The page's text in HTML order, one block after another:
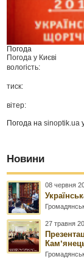
Погода
Погода у Києві
вологість:
тиск:
вітер:
Погода наsinoptik.ua
Новини
08 червня
27 травня